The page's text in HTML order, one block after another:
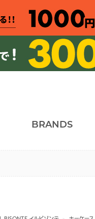
BRANDS